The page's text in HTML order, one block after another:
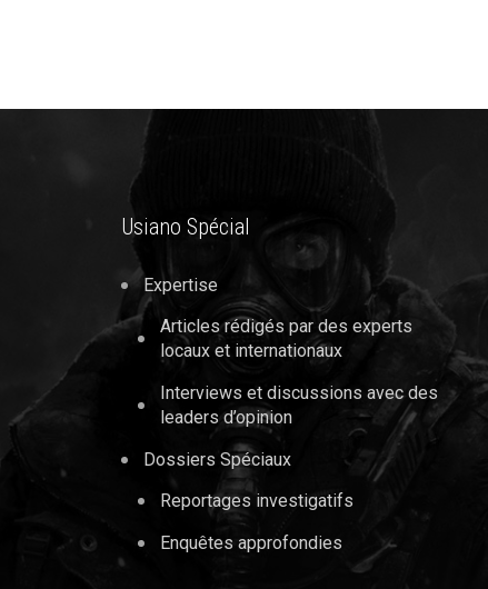
Usiano Spécial
Expertise
Articles rédigés par des experts
locaux et internationaux
Interviews et discussions avec des
leaders d’opinion
Dossiers Spéciaux
Reportages investigatifs
Enquêtes approfondies